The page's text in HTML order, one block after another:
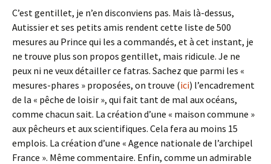
C’est gentillet, je n’en disconviens pas. Mais là-dessus,
Autissier et ses petits amis rendent cette liste de 500
mesures au Prince qui les a commandés, et à cet instant, je
ne trouve plus son propos gentillet, mais ridicule. Je ne
peux ni ne veux détailler ce fatras. Sachez que parmi les «
mesures-phares » proposées, on trouve (ici) l’encadrement
de la « pêche de loisir », qui fait tant de mal aux océans,
comme chacun sait. La création d’une « maison commune »
aux pêcheurs et aux scientifiques. Cela fera au moins 15
emplois. La création d’une « Agence nationale de l’archipel
France ». Même commentaire. Enfin, comme un admirable